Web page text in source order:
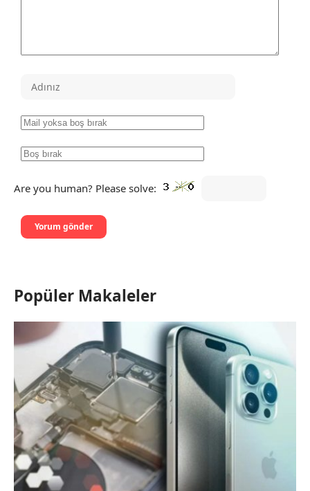
Are you human? Please solve:
Popüler Makaleler